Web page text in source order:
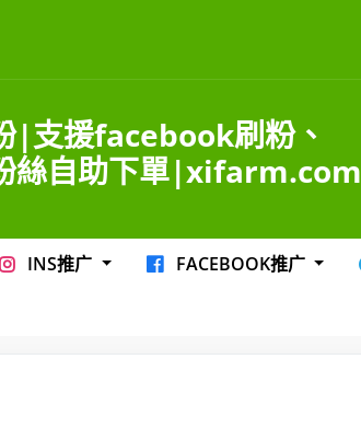
|支援facebook刷粉、
絲自助下單|xifarm.com
INS推广 FACEBOOK推广